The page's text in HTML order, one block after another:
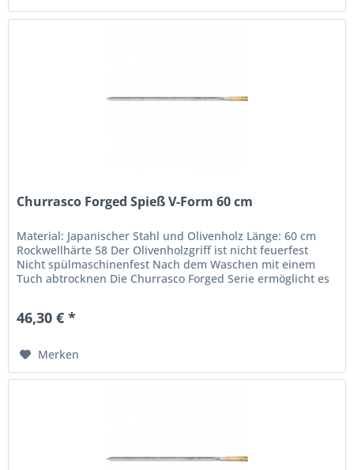
Churrasco Forged Spieß V-Form 60 cm
Material: Japanischer Stahl und Olivenholz Länge: 60 cm
Rockwellhärte 58 Der Olivenholzgriff ist nicht feuerfest
Nicht spülmaschinenfest Nach dem Waschen mit einem
Tuch abtrocknen Die Churrasco Forged Serie ermöglicht es
46,30 € *
Merken